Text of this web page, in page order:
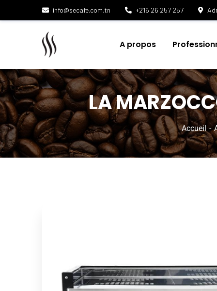
info@secafe.com.tn +216 26 257 257
A propos
LA
Accueil